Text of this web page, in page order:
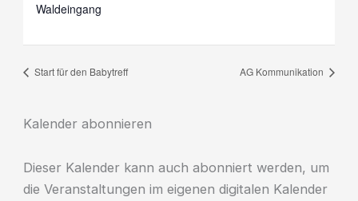
Waldeingang
Start für den Babytreff AG Kommunikation
Kalender abonnieren
Dieser Kalender kann auch abonniert werden, um
die Veranstaltungen im eigenen digitalen Kalender